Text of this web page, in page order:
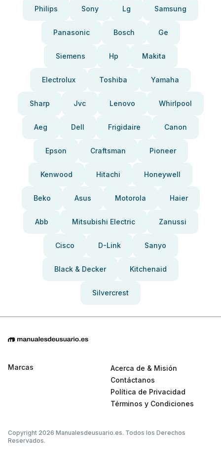
Philips Sony Lg Samsung
Panasonic Bosch Ge
Siemens Hp Makita
Electrolux Toshiba Yamaha
Sharp Jvc Lenovo Whirlpool
Aeg Dell Frigidaire Canon
Epson Craftsman Pioneer
Kenwood Hitachi Honeywell
Beko Asus Motorola Haier
Abb Mitsubishi Electric Zanussi
Cisco D-Link Sanyo
Black & Decker Kitchenaid
Silvercrest
Marcas
Acerca de & Misión
Contáctanos
Política de Privacidad
Términos y Condiciones
Copyright 2026 Manualesdeusuario.es. Todos los Derechos
Reservados.